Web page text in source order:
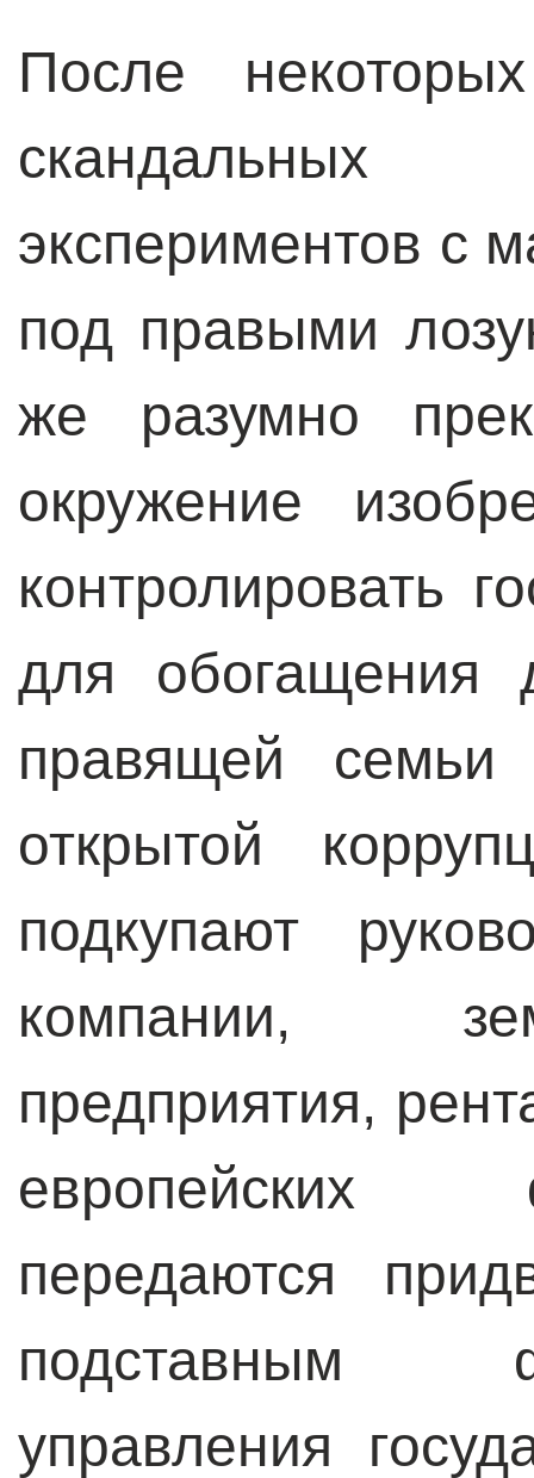
После
скандальных
экспериментов с
под правыми
же разумно
окружение
контролировать
для обогащения
правящей
открытой
подкупают
компании,
предприятия,
европейских
передаются
подставным
управления